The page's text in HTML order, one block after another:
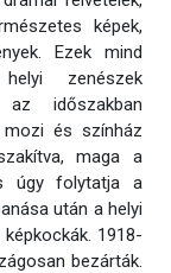
képek,
Ezek mind
zenészek
időszakban
és színház
maga a
úgy folytatja a
után a helyi
1918-
bezárták.